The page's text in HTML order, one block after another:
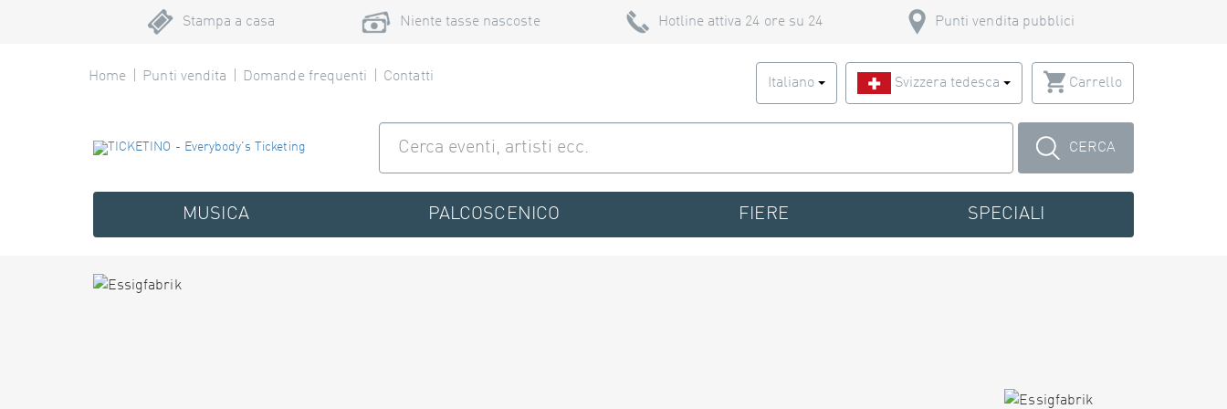
Stampa a casa Niente tasse nascoste Hotline attiva 24 ore su 24 Punti vendita pubblici
Home Punti vendita Domande frequenti Contatti Italiano Svizzera tedesca Carrello
CERCA
MUSICA PALCOSCENICO FIERE SPECIALI